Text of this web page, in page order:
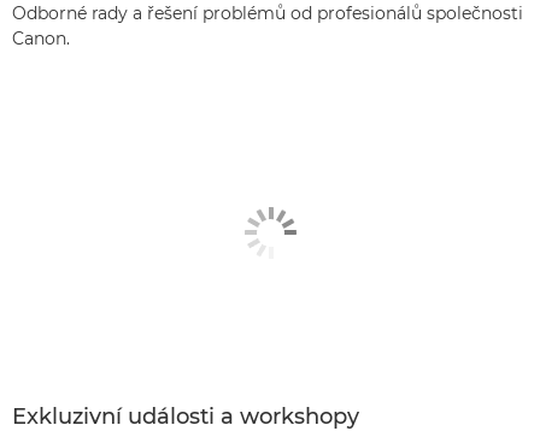
Odborné rady a řešení problémů od profesionálů společnosti
Canon.
Exkluzivní události a workshopy